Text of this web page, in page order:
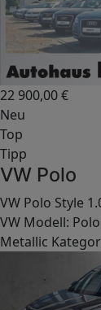
22 900,00€
Neu
Top
Tipp
VW Polo
VW Polo Style
VW Modell:
Metallic